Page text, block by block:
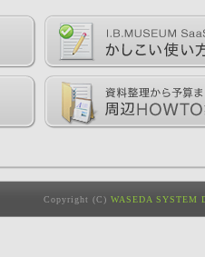
Copyright (C) WASEDA SYSTEM